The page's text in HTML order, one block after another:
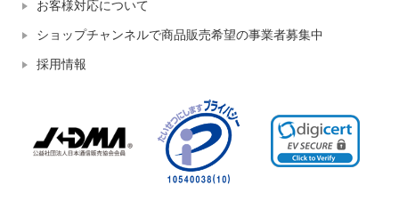
お客様対応について
ショップチャンネルで商品販売希望の事業者募集中
採用情報